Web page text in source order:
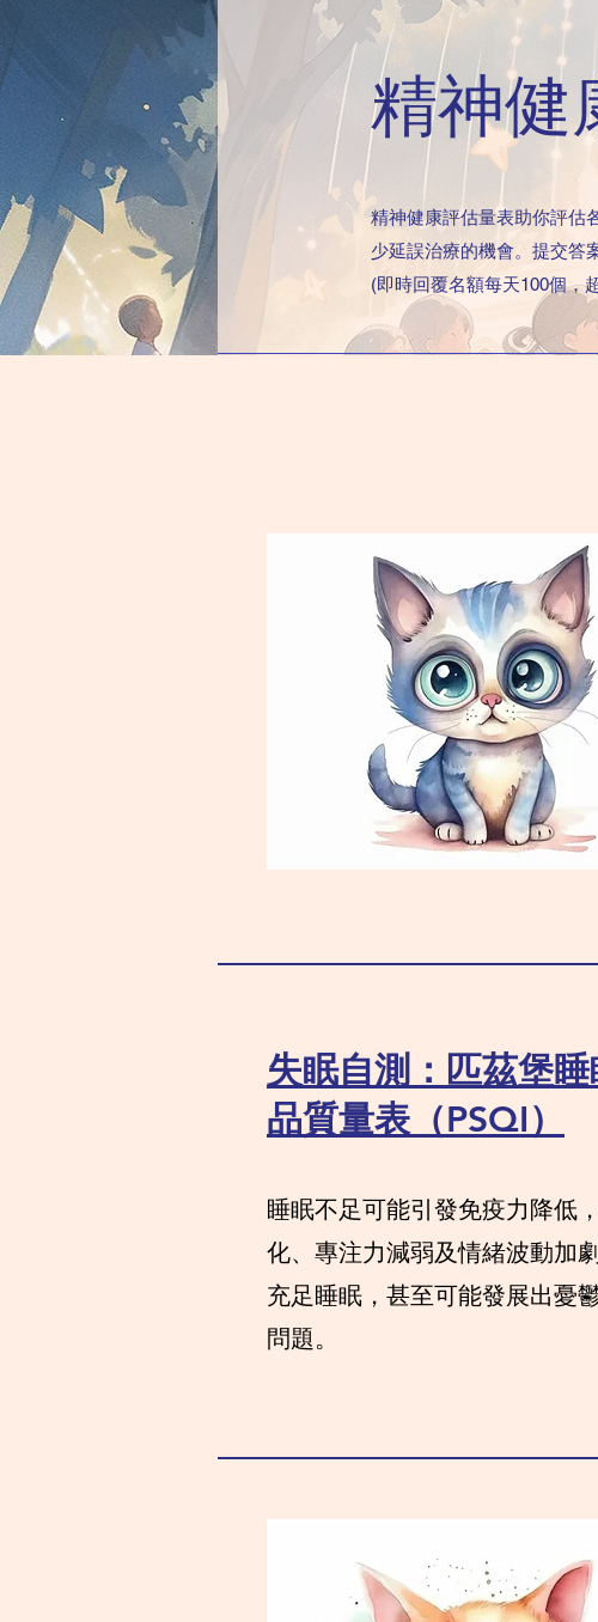
精神健
精神健康評估量表助你評估
少延誤治療的機會。提交答
(即時回覆名額每天100個，
失眠自測：匹茲堡
品質量表（PSQI）
睡眠不足可能引發免疫力降低
化、專注力減弱及情緒波動加
充足睡眠，甚至可能發展出憂
問題。